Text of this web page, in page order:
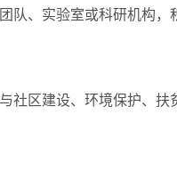
队、实验室或科研机构，
社区建设、环境保护、扶